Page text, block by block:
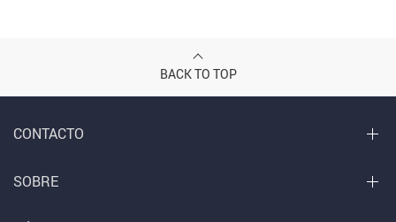
BACK TO TOP
CONTACTO
SOBRE